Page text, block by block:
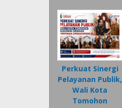
Perkuat Sinergi
Pelayanan Publik,
Wali Kota
Tomohon